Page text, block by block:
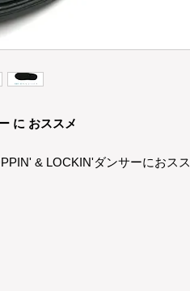
に おススメ
& LOCKIN'ダンサーにおスス